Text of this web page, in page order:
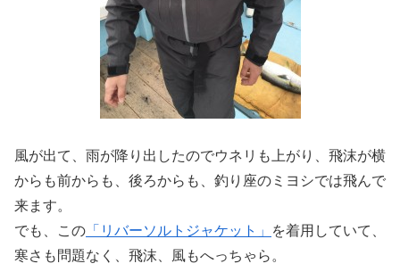
風が出て、雨が降り出したのでウネリも上がり、飛沫が横
からも前からも、後ろからも、釣り座のミヨシでは飛んで
来ます。
でも、この 「リバーソルトジャケット」
を着用していて、
寒さも問題なく、飛沫、風もへっちゃら。